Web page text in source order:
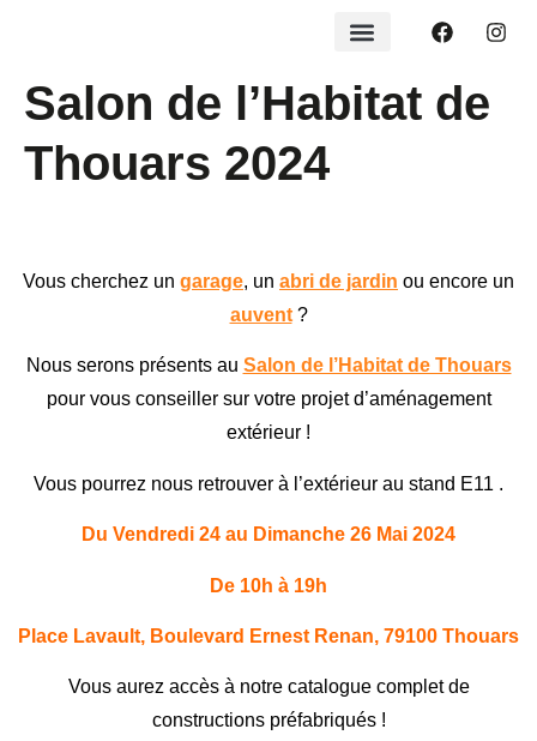
Salon de l’Habitat de
Thouars 2024
Vous cherchez un garage, un abri de jardin ou encore un
auvent?
Nous serons présents au Salon de l’Habitat de Thouars
pour vous conseiller sur votre projet d’aménagement
extérieur !
Vous pourrez nous retrouver à l’extérieur au stand E11 .
Du Vendredi 24 au Dimanche 26 Mai 2024
De 10h à 19h
Place Lavault, Boulevard Ernest Renan, 79100 Thouars
Vous aurez accès à notre catalogue complet de
constructions préfabriqués !